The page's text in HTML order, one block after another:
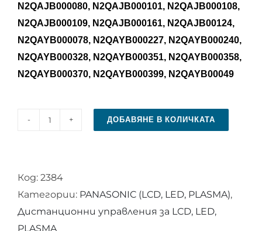
N2QAJB000080, N2QAJB000101, N2QAJB000108,
N2QAJB000109, N2QAJB000161, N2QAJB00124,
N2QAYB000078, N2QAYB000227, N2QAYB000240,
N2QAYB000328, N2QAYB000351, N2QAYB000358,
N2QAYB000370, N2QAYB000399, N2QAYB00049
количество
управление
за
PANASONIC
ДОБАВЯНЕ В КОЛИЧКАТА
Код: 2384
Категории: PANASONIC (LCD, LED, PLASMA),
Дистанционни управления за LCD, LED,
PLASMA